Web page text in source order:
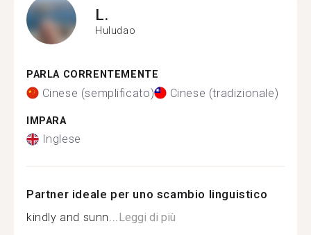
L.
Huludao
PARLA CORRENTEMENTE
Cinese (semplificato) Cinese (tradizionale)
IMPARA
Inglese
Partner ideale per uno scambio linguistico
kindly and sunn...Leggi di più